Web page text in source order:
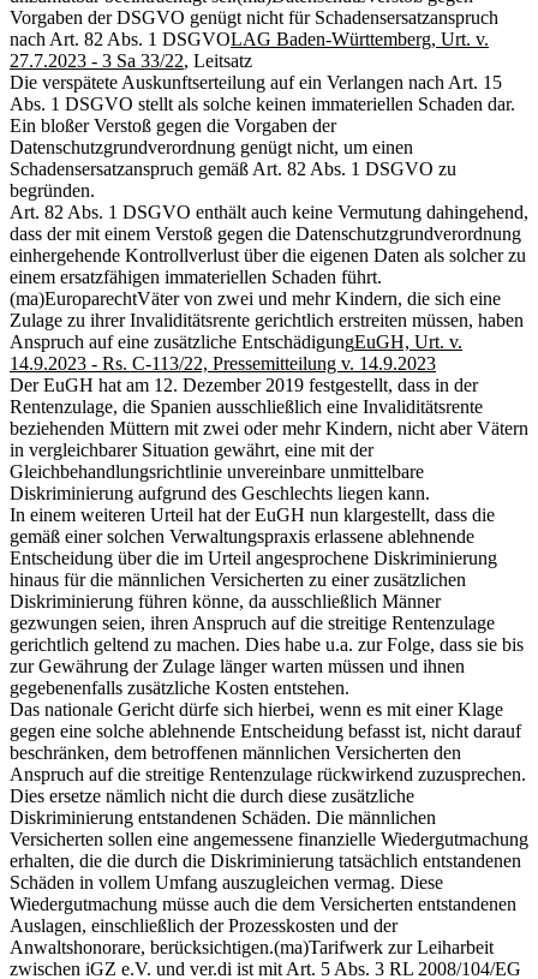
Vorgaben der DSGVO genügt nicht für Schadensersatzanspruch
nach Art. 82 Abs. 1 DSGVOLAG Baden-Württemberg, Urt. v.
27.7.2023 - 3 Sa 33/22, Leitsatz
Die verspätete Auskunftserteilung auf ein Verlangen nach Art. 15
Abs. 1 DSGVO stellt als solche keinen immateriellen Schaden dar.
Ein bloßer Verstoß gegen die Vorgaben der
Datenschutzgrundverordnung genügt nicht, um einen
Schadensersatzanspruch gemäß Art. 82 Abs. 1 DSGVO zu
begründen.
Art. 82 Abs. 1 DSGVO enthält auch keine Vermutung dahingehend,
dass der mit einem Verstoß gegen die Datenschutzgrundverordnung
einhergehende Kontrollverlust über die eigenen Daten als solcher zu
einem ersatzfähigen immateriellen Schaden führt.
(ma)EuroparechtVäter von zwei und mehr Kindern, die sich eine
Zulage zu ihrer Invaliditätsrente gerichtlich erstreiten müssen, haben
Anspruch auf eine zusätzliche EntschädigungEuGH, Urt. v.
14.9.2023 - Rs. C-113/22, Pressemitteilung v. 14.9.2023
Der EuGH hat am 12. Dezember 2019 festgestellt, dass in der
Rentenzulage, die Spanien ausschließlich eine Invaliditätsrente
beziehenden Müttern mit zwei oder mehr Kindern, nicht aber Vätern
in vergleichbarer Situation gewährt, eine mit der
Gleichbehandlungsrichtlinie unvereinbare unmittelbare
Diskriminierung aufgrund des Geschlechts liegen kann.
In einem weiteren Urteil hat der EuGH nun klargestellt, dass die
gemäß einer solchen Verwaltungspraxis erlassene ablehnende
Entscheidung über die im Urteil angesprochene Diskriminierung
hinaus für die männlichen Versicherten zu einer zusätzlichen
Diskriminierung führen könne, da ausschließlich Männer
gezwungen seien, ihren Anspruch auf die streitige Rentenzulage
gerichtlich geltend zu machen. Dies habe u.a. zur Folge, dass sie bis
zur Gewährung der Zulage länger warten müssen und ihnen
gegebenenfalls zusätzliche Kosten entstehen.
Das nationale Gericht dürfe sich hierbei, wenn es mit einer Klage
gegen eine solche ablehnende Entscheidung befasst ist, nicht darauf
beschränken, dem betroffenen männlichen Versicherten den
Anspruch auf die streitige Rentenzulage rückwirkend zuzusprechen.
Dies ersetze nämlich nicht die durch diese zusätzliche
Diskriminierung entstandenen Schäden. Die männlichen
Versicherten sollen eine angemessene finanzielle Wiedergutmachung
erhalten, die die durch die Diskriminierung tatsächlich entstandenen
Schäden in vollem Umfang auszugleichen vermag. Diese
Wiedergutmachung müsse auch die dem Versicherten entstandenen
Auslagen, einschließlich der Prozesskosten und der
Anwaltshonorare, berücksichtigen.(ma)Tarifwerk zur Leiharbeit
zwischen iGZ e.V. und ver.di ist mit Art. 5 Abs. 3 RL 2008/104/EG